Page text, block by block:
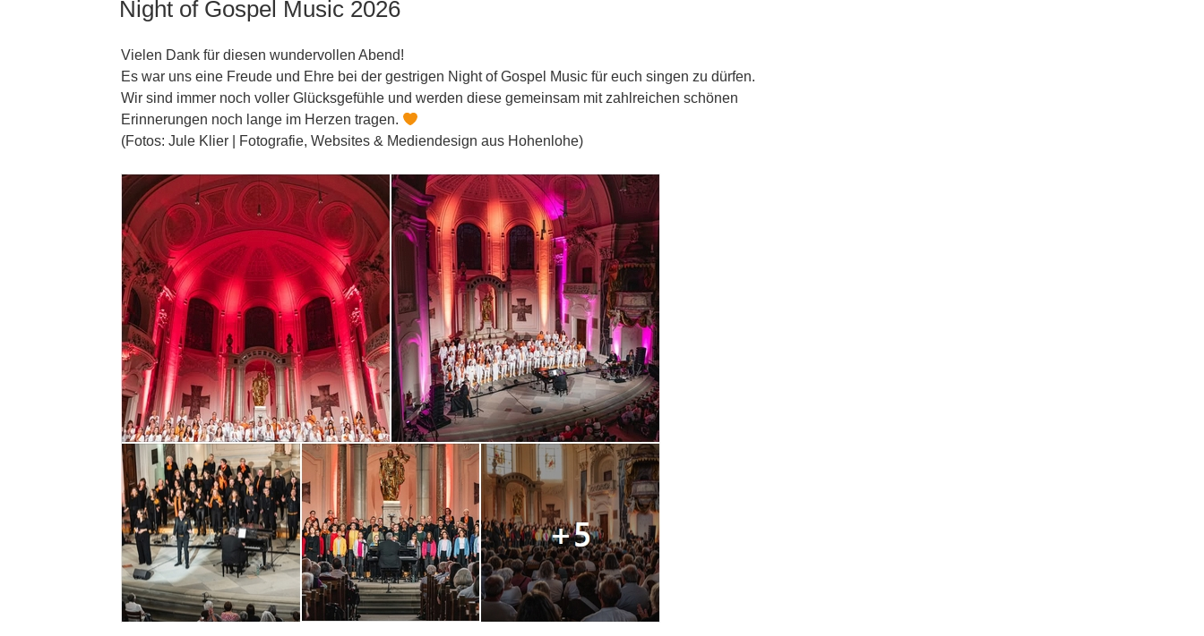
Night of Gospel Music 2026
Vielen Dank für diesen wundervollen Abend!
Es war uns eine Freude und Ehre bei der gestrigen Night of Gospel Music für euch singen zu dürfen.
Wir sind immer noch voller Glücksgefühle und werden diese gemeinsam mit zahlreichen schönen
Erinnerungen noch lange im Herzen tragen.
(Fotos: Jule Klier | Fotografie, Websites & Mediendesign aus Hohenlohe)